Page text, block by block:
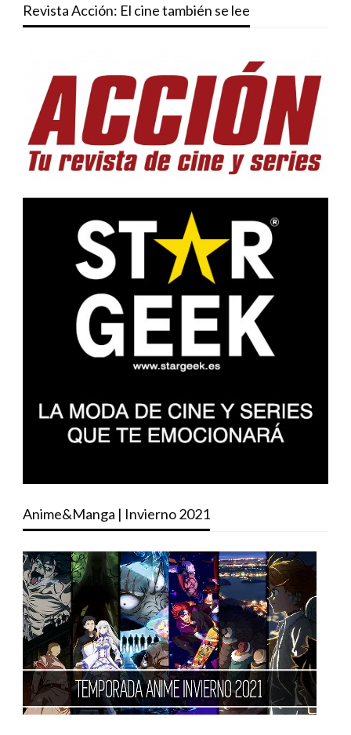
Revista Acción: El cine también se lee
Anime&Manga | Invierno 2021